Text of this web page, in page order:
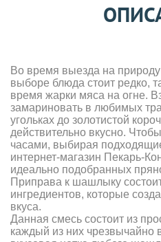
Во время выезда на
выборе блюда стоит редко,
время жарки мяса на огне.
замариновать в любимых
угольках до золотистой
действительно вкусно.
часами, выбирая
интернет-магазин Пекарь-
идеально подобранных
Приправа к шашлыку
ингредиентов, которые
вкуса.
Данная смесь состоит из
каждый из них чрезвычайно